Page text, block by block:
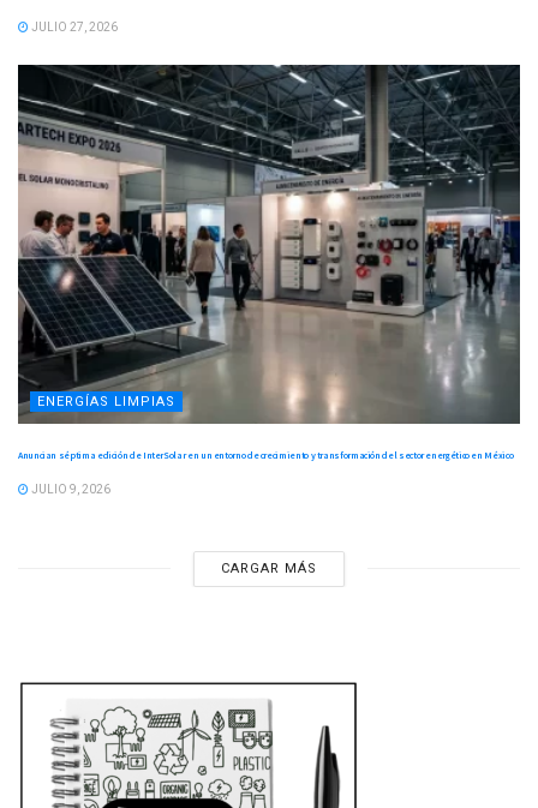
JULIO 27, 2026
ENERGÍAS LIMPIAS
Anuncian séptima edición de InterSolar en un entorno de crecimiento y transformación del sector energético en México
JULIO 9, 2026
CARGAR MÁS